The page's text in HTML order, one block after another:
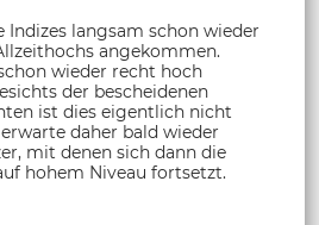
Indizes langsam schon wieder
angekommen.
wieder recht hoch
der bescheidenen
ist dies eigentlich nicht
daher bald wieder
mit denen sich dann die
hohem Niveau fortsetzt.